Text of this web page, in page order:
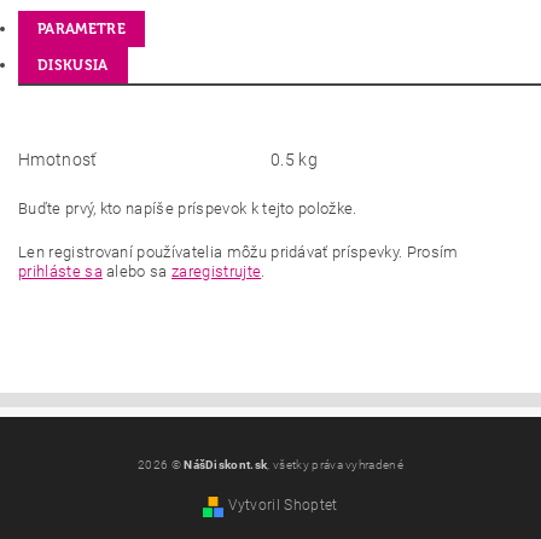
PARAMETRE
DISKUSIA
Hmotnosť 0.5 kg
Buďte prvý, kto napíše príspevok k tejto položke.
Len registrovaní používatelia môžu pridávať príspevky. Prosím
prihláste sa alebo sazaregistrujte.
2026 ©NášDiskont.sk , všetky práva vyhradené
Vytvoril Shoptet